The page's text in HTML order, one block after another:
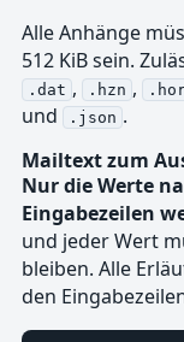
Alle Anhänge
512 KiB sein.
.dat , .hzn ,
und .json .
Mailtext zum
Nur die Werte
Eingabezeilen
und jeder Wert
bleiben. Alle
den